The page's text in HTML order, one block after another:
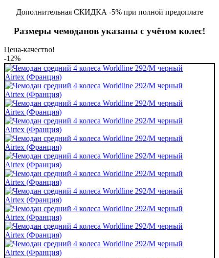
Дополнительная СКИДКА -5% при полной предоплате
Размеры чемоданов указаны с учётом колес!
Цена-качество!
-12%